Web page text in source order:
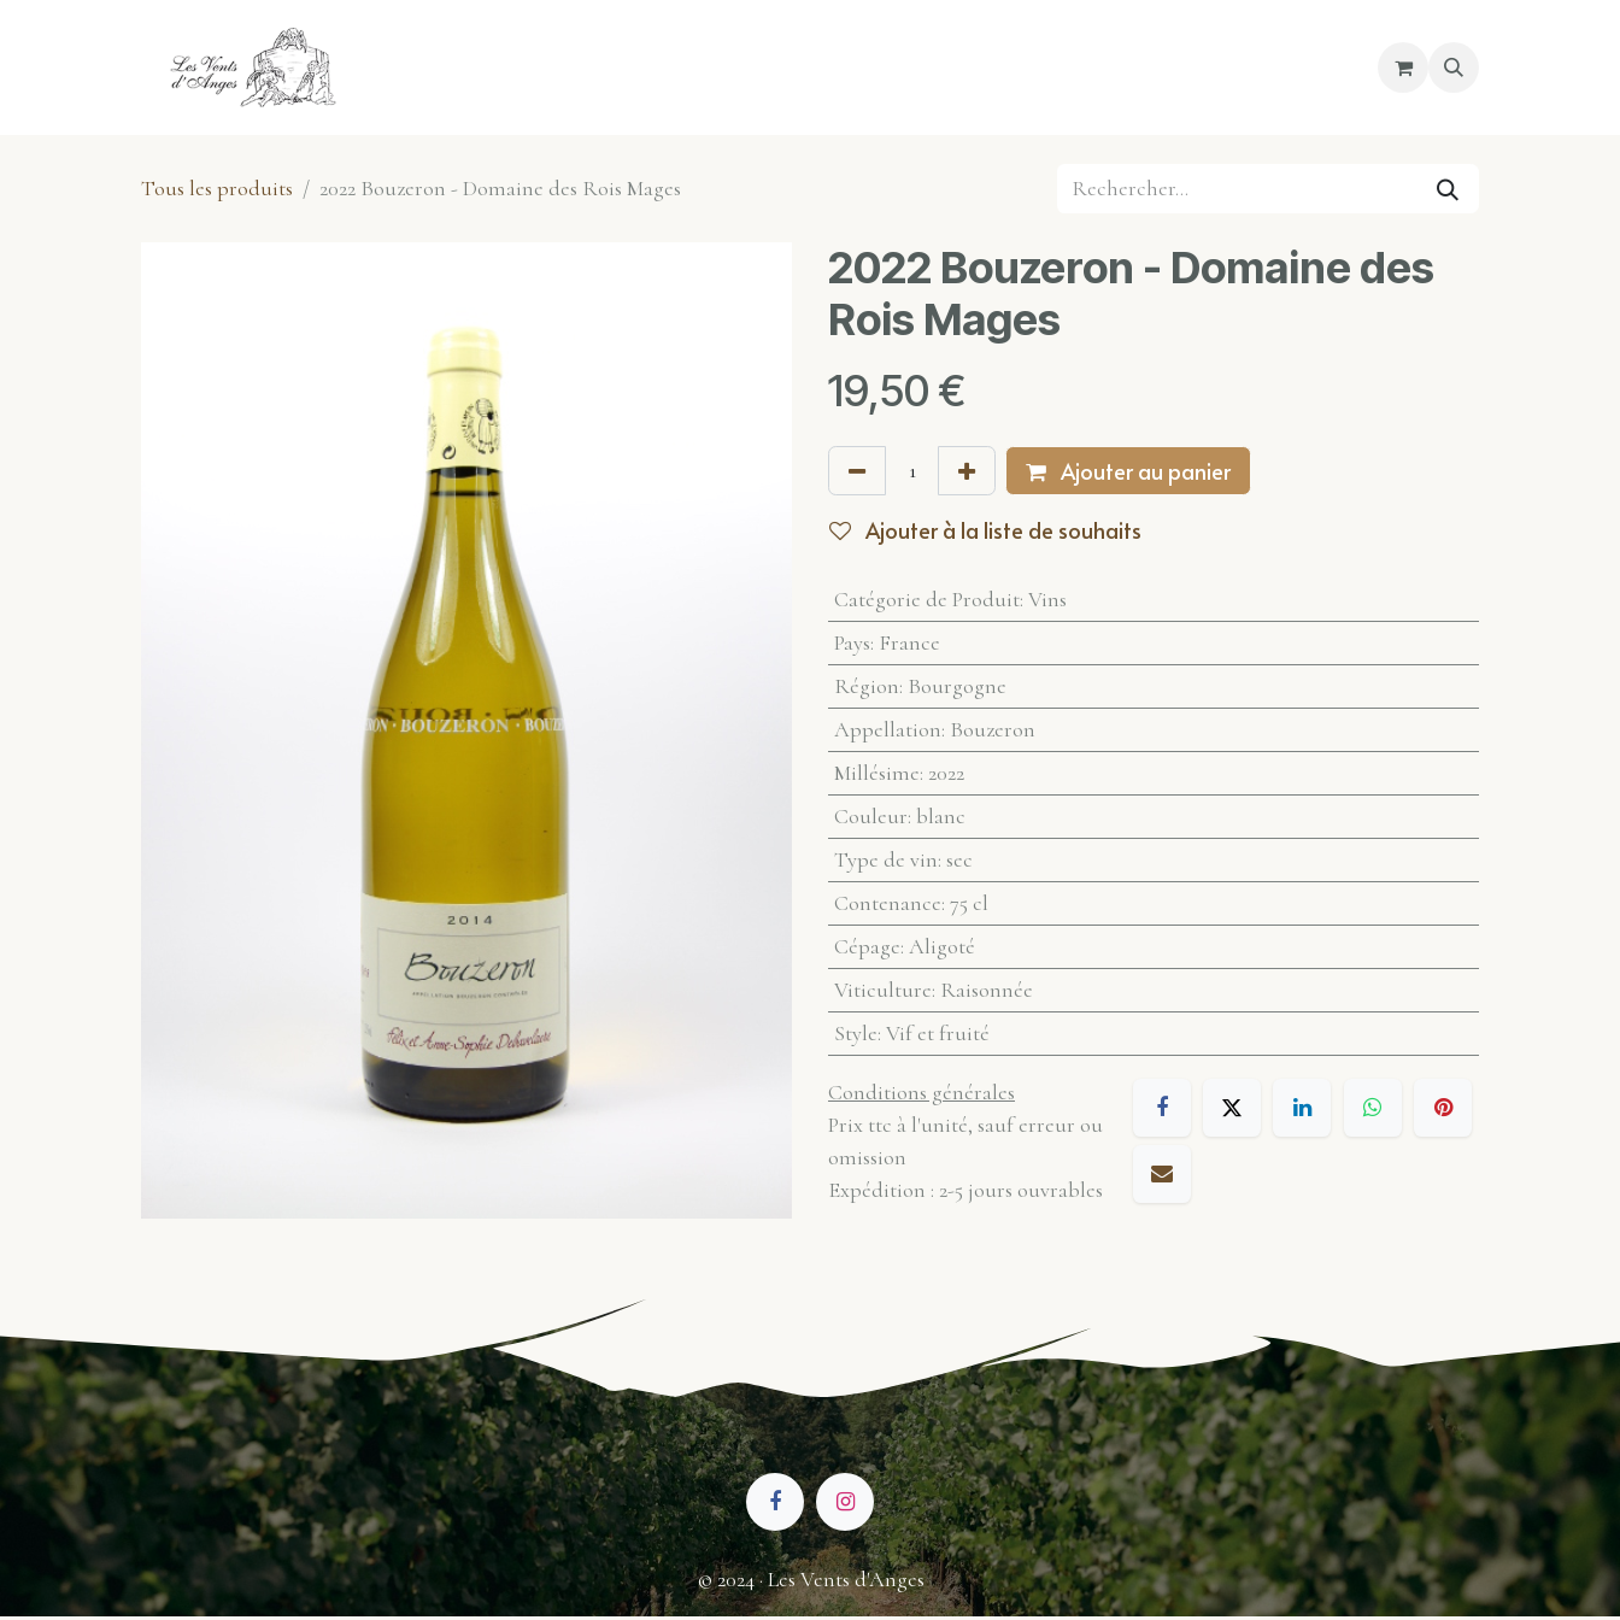
Cours
Tous les produits 2022 Bouzeron - Domaine des Rois Mages
2022 Bouzeron - Domaine des
Rois Mages
19,50 €
Ajouter au panier
Ajouter à la liste de souhaits
Catégorie de Produit: Vins
Pays: France
Région: Bourgogne
Appellation: Bouzeron
Millésime: 2022
Couleur: blanc
Type de vin: sec
Contenance: 75 cl
Cépage: Aligoté
Viticulture: Raisonnée
Style: Vif et fruité
Conditions générales
Prix ttc à l'unité, sauf erreur ou
omission
Expédition : 2-5 jours ouvrables
© 2024 · Les Vents d'Anges